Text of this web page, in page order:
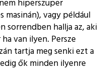
hiperszuper
masinán), vagy például
sorrendben hallja az, aki
van ilyen. Persze
tartja meg senki ezt a
ők minden ilyenre